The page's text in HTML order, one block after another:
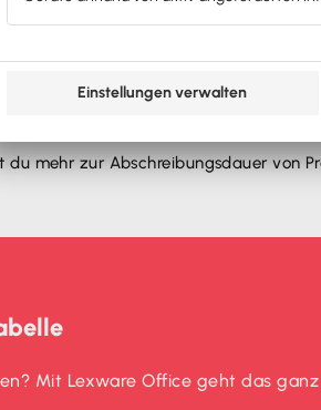
mehr zur Abschreibungsdauer von
Mit Lexware Office geht das ganz